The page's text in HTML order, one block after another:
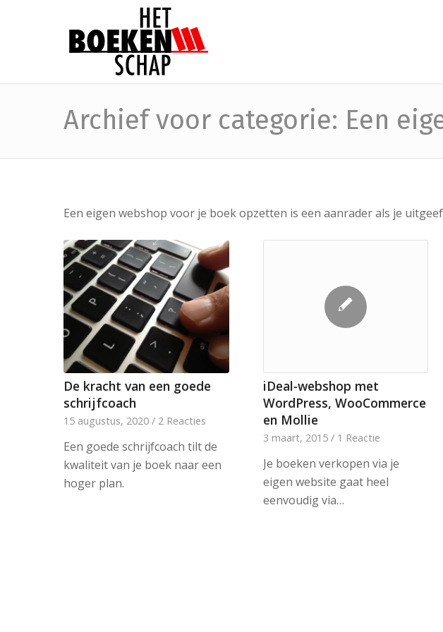
Archief voor categorie: Een
Een eigen webshop voor je boek opzetten is een aanrader als je
De kracht van een goede
schrijfcoach
15 augustus, 2020 / 2 Reacties
Een goede schrijfcoach tilt de
kwaliteit van je boek naar een
hoger plan.
iDeal-webshop met
WordPress, WooCommerce
en Mollie
3 maart, 2015 / 1 Reactie
Je boeken verkopen via je
eigen website gaat heel
eenvoudig via…